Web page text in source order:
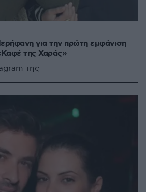
για την πρώτη εμφάνιση
της Χαράς»
της